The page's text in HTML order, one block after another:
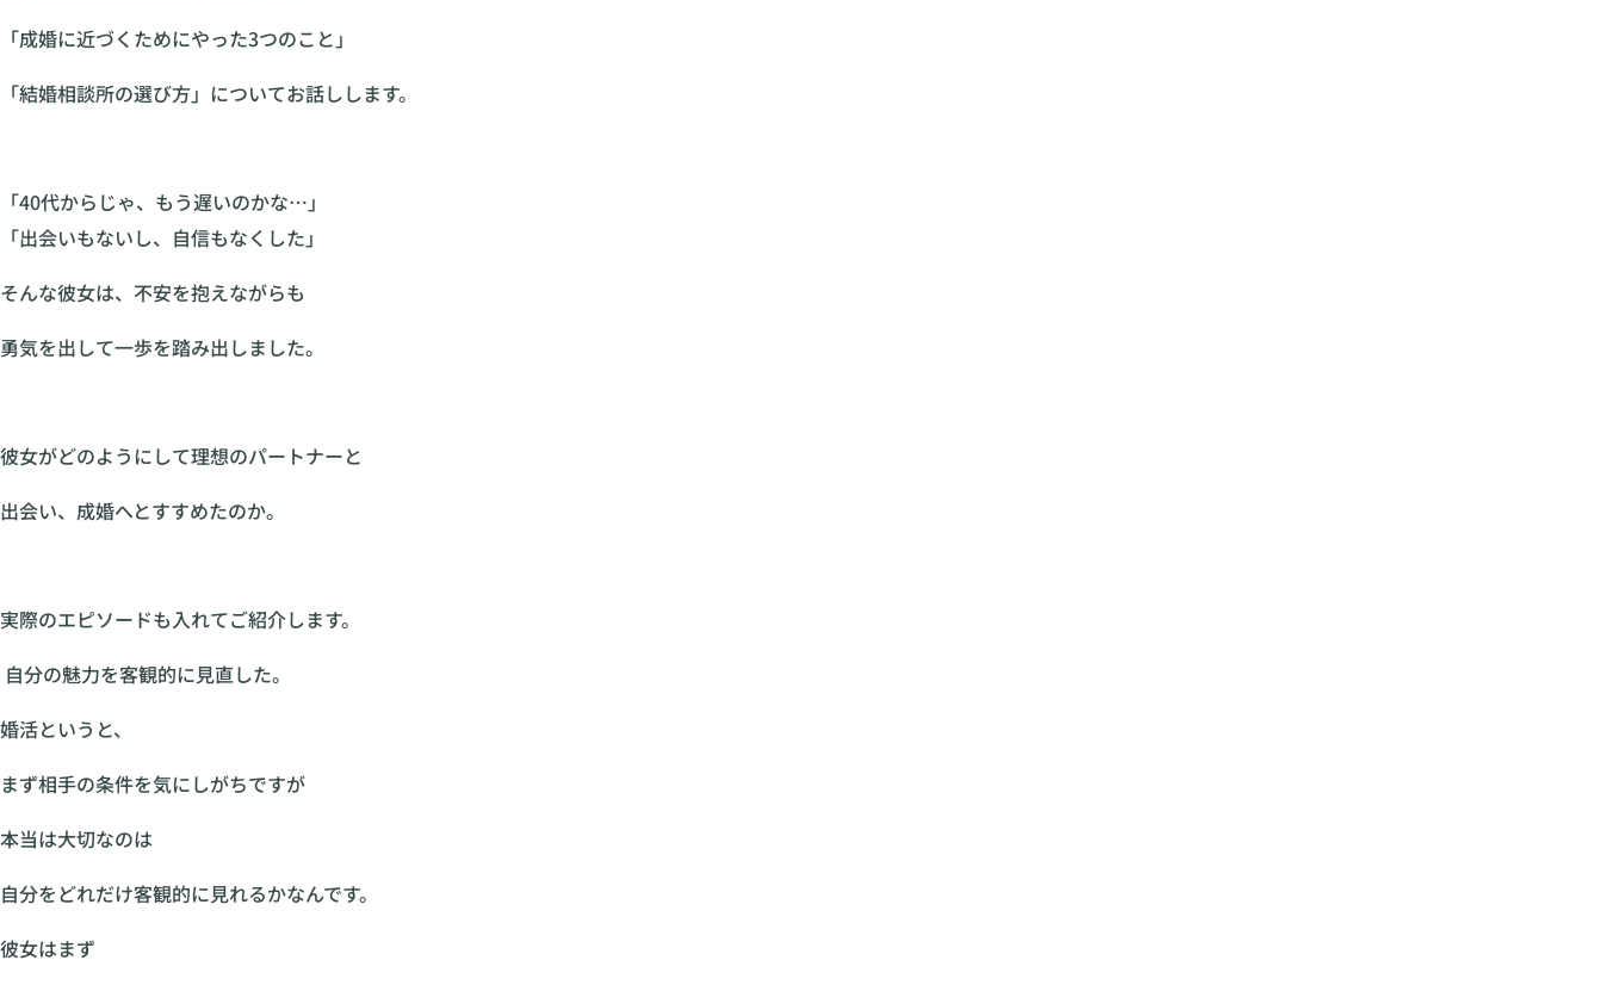
「成婚に近づくためにやった3つのこと」
「結婚相談所の選び方」についてお話しします。
「40代からじゃ、もう遅いのかな…」
「出会いもないし、自信もなくした」
そんな彼女は、不安を抱えながらも
勇気を出して一歩を踏み出しました。
彼女がどのようにして理想のパートナーと
出会い、成婚へとすすめたのか。
実際のエピソードも入れてご紹介します。
自分の魅力を客観的に見直した。
婚活というと、
まず相手の条件を気にしがちですが
本当は大切なのは
自分をどれだけ客観的に見れるかなんです。
彼女はまず